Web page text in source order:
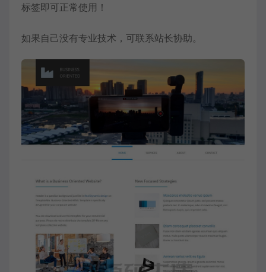
标签即可正常使用！
如果自己没有专业技术，可联系站长协助。